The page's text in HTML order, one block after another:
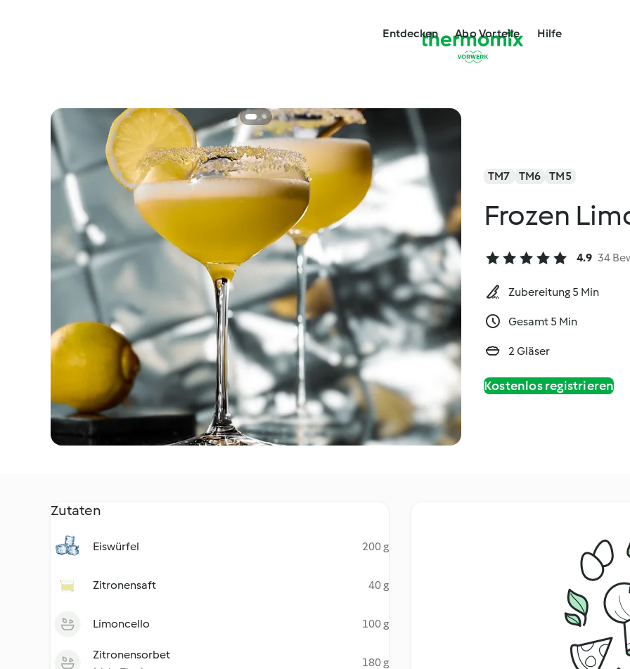
Entdecken Abo Vorteile Hilfe
TM7 TM6 TM5
Frozen
4.9 34
Zubereitung 5 Min
Gesamt 5 Min
2 Gläser
Kostenlos registrieren
Zutaten
Eiswürfel 200 g
Zitronensaft 40 g
Limoncello 100 g
Zitronensorbet
180 g